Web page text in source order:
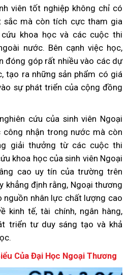
viên tốt nghiệp không chỉ có
sắc mà còn tích cực tham gia
khoa học và các cuộc thi
nước. Bên cạnh việc học,
đóng góp rất nhiều vào các dự
tạo ra những sản phẩm có giá
sự phát triển của cộng đồng
cứu của sinh viên Ngoại
nhận trong nước mà còn
giải thưởng từ các cuộc thi
khoa học của sinh viên Ngoại
cao uy tín của trường trên
khẳng định rằng, Ngoại thương
nguồn nhân lực chất lượng cao
kinh tế, tài chính, ngân hàng,
triển tư duy sáng tạo và khả
Của Đại Học Ngoại Thương